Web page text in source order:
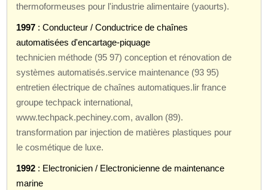
thermoformeuses pour l'industrie alimentaire (yaourts).
1997 : Conducteur / Conductrice de chaînes
automatisées d'encartage-piquage
technicien méthode (95 97) conception et rénovation de
systèmes automatisés.service maintenance (93 95)
entretien électrique de chaînes automatiques.lir france
groupe techpack international,
www.techpack.pechiney.com, avallon (89).
transformation par injection de matières plastiques pour
le cosmétique de luxe.
1992 : Electronicien / Electronicienne de maintenance
marine